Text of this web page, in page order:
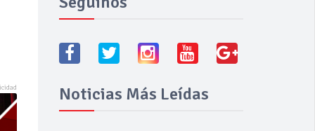
Noticias Más Leídas